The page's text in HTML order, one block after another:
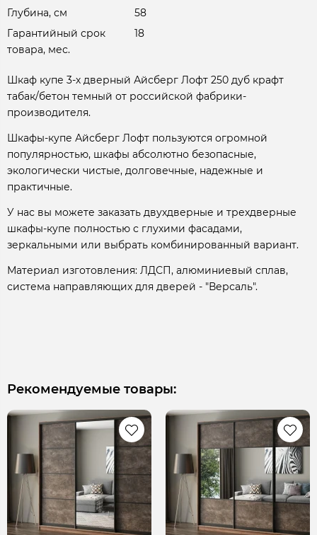
Глубина, см
58
Гарантийный срок
товара, мес.
18
Шкаф купе 3-х дверный Айсберг Лофт 250 дуб крафт
табак/бетон темный от российской фабрики-
производителя.
Шкафы-купе Айсберг Лофт пользуются огромной
популярностью, шкафы абсолютно безопасные,
экологически чистые, долговечные, надежные и
практичные.
У нас вы можете заказать двухдверные и трехдверные
шкафы-купе полностью с глухими фасадами,
зеркальными или выбрать комбинированный вариант.
Материал изготовления: ЛДСП, алюминиевый сплав,
система направляющих для дверей - "Версаль".
Рекомендуемые товары: